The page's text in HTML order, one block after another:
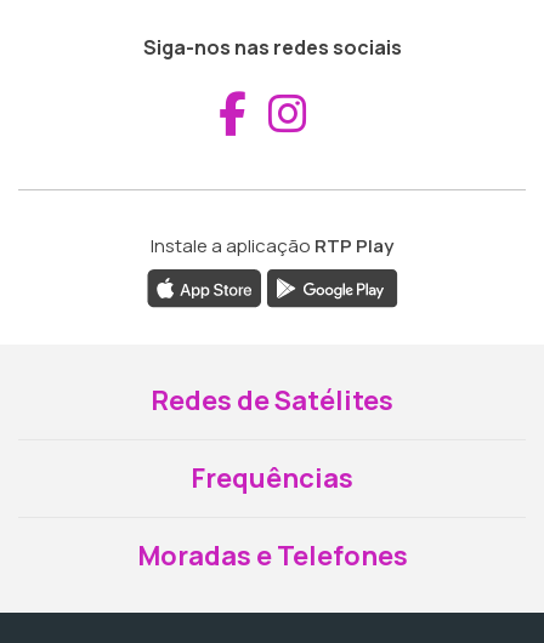
Siga-nos nas redes sociais
Aceder ao
Instale a aplicação RTP Play
Redes de Satélites
Frequências
Moradas e Telefones